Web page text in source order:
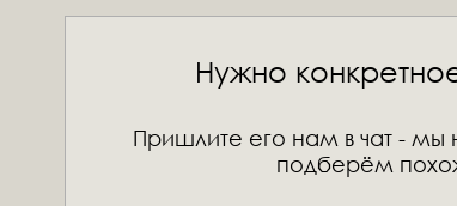
Нужно
Пришлите его нам в чат - мы
подберём